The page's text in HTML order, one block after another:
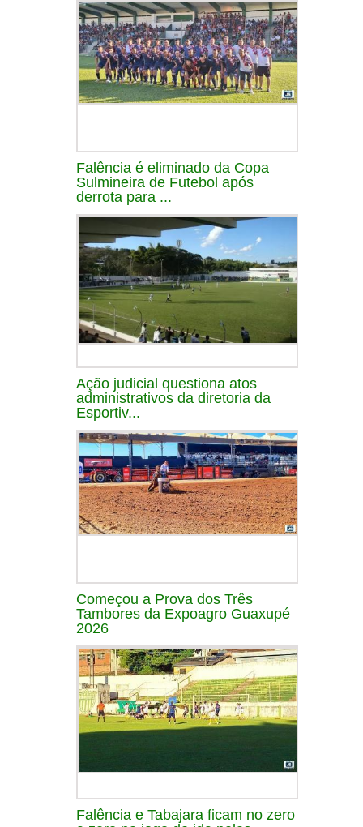
Falência é eliminado da Copa
Sulmineira de Futebol após
derrota para ...
Ação judicial questiona atos
administrativos da diretoria da
Esportiv...
Começou a Prova dos Três
Tambores da Expoagro Guaxupé
2026
Falência e Tabajara ficam no zero